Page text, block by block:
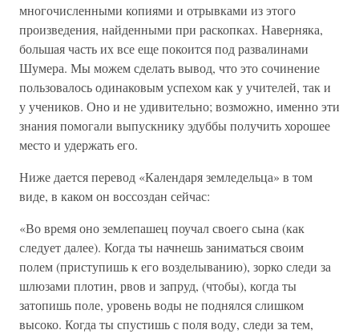
многочисленными копиями и отрывками из этого
произведения, найденными при раскопках. Наверняка,
большая часть их все еще покоится под развалинами
Шумера. Мы можем сделать вывод, что это сочинение
пользовалось одинаковым успехом как у учителей, так и
у учеников. Оно и не удивительно; возможно, именно эти
знания помогали выпускнику эдуббы получить хорошее
место и удержать его.
Ниже дается перевод «Календаря земледельца» в том
виде, в каком он воссоздан сейчас:
«Во время оно землепашец поучал своего сына (как
следует далее). Когда ты начнешь заниматься своим
полем (приступишь к его возделыванию), зорко следи за
шлюзами плотин, рвов и запруд, (чтобы), когда ты
затопишь поле, уровень воды не поднялся слишком
высоко. Когда ты спустишь с поля воду, следи за тем,